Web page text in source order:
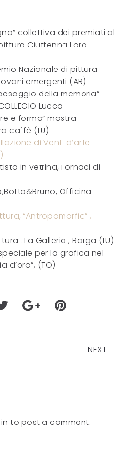
collettiva dei premiati al
Ciuffenna Loro
Nazionale di pittura
emergenti (AR)
della memoria”
Lucca
e forma” mostra
caffè (LU)
di Venti d’arte
in vetrina, Fornaci di
Officina
“Antropomorfia” ,
, La Galleria , Barga (LU)
per la grafica nel
d’oro”, (TO)
NEXT
to post a comment.